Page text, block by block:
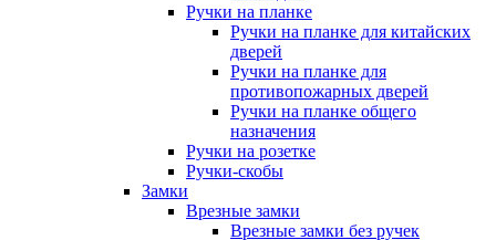
Ручки на планке
Ручки на планке для китайских
дверей
Ручки на планке для
противопожарных дверей
Ручки на планке общего
назначения
Ручки на розетке
Ручки-скобы
Замки
Врезные замки
Врезные замки без ручек